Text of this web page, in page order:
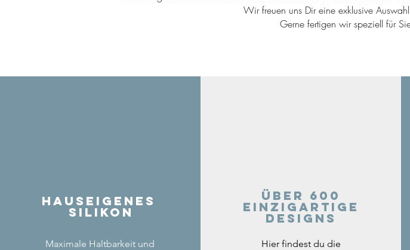
Wir freuen uns Dir eine exklusive
Gerne fertigen wir speziell für
Hauseigenes
Silikon
Maximale Haltbarkeit und
Über 600
einzigartige
Designs
Hier findest du die